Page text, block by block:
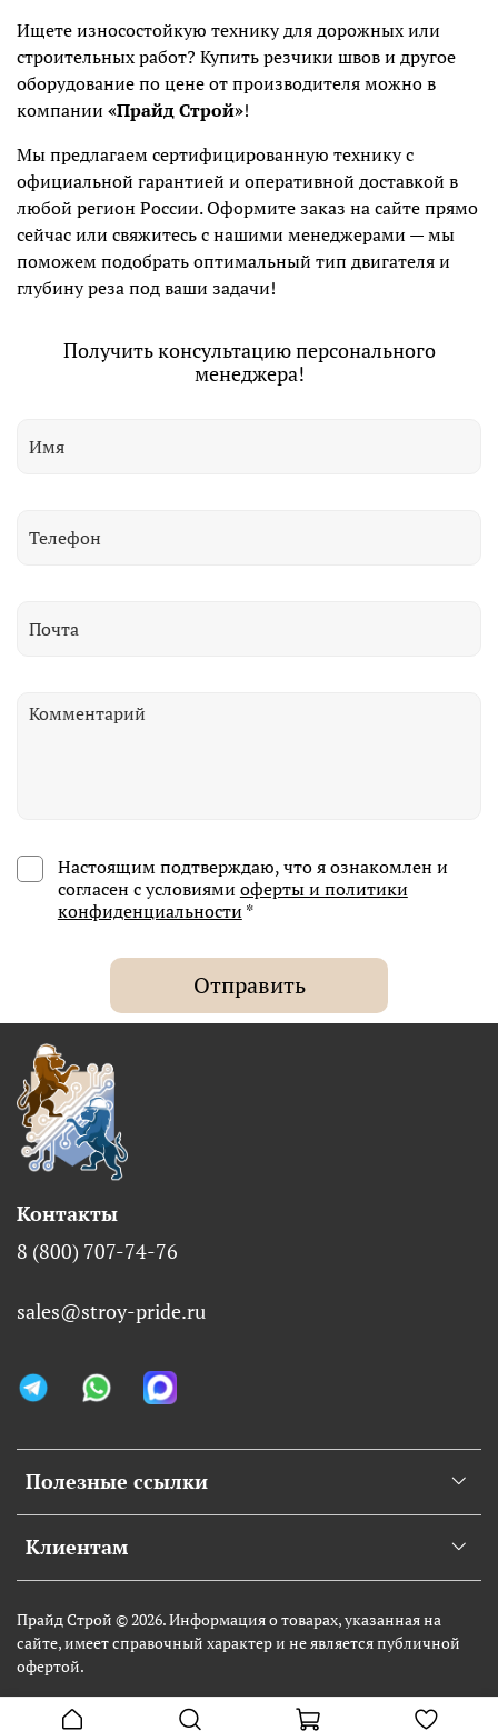
Ищете износостойкую технику для дорожных или
строительных работ? Купить резчики швов и другое
оборудование по цене от производителя можно в
компании «Прайд Строй»!
Мы предлагаем сертифицированную технику с
официальной гарантией и оперативной доставкой в
любой регион России. Оформите заказ на сайте прямо
сейчас или свяжитесь с нашими менеджерами — мы
поможем подобрать оптимальный тип двигателя и
глубину реза под ваши задачи!
Получить консультацию персонального
менеджера!
Настоящим подтверждаю, что я ознакомлен и
согласен с условиями оферты и политики
конфиденциальности *
Отправить
Полезные ссылки
Клиентам
Контакты
8 (800) 707-74-76
sales@stroy-pride.ru
Прайд Строй © 2026. Информация о товарах, указанная на
сайте, имеет справочный характер и не является публичной
офертой.